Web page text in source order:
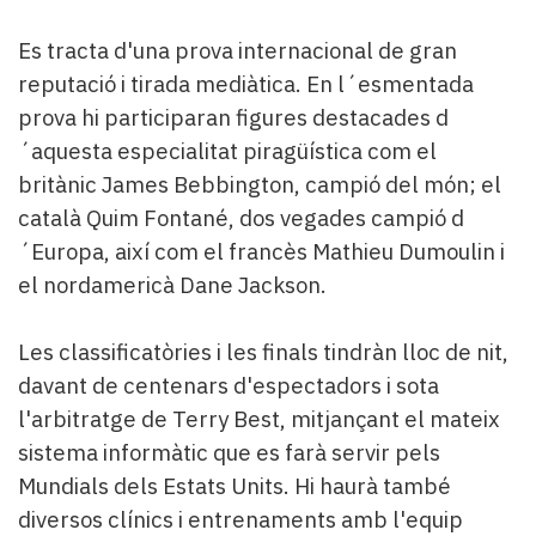
Subscriptors
La
newsletter
Pallars
Contingut
patrocinat
Lo
més
Es tracta d'una prova internacional de gran
reputació i tirada mediàtica. En l´esmentada
prova hi participaran figures destacades d
´aquesta especialitat piragüística com el
britànic James Bebbington, campió del món; el
català Quim Fontané, dos vegades campió d
´Europa, així com el francès Mathieu Dumoulin i
el nordamericà Dane Jackson.
Les classificatòries i les finals tindràn lloc de nit,
davant de centenars d'espectadors i sota
l'arbitratge de Terry Best, mitjançant el mateix
sistema informàtic que es farà servir pels
Mundials dels Estats Units. Hi haurà també
diversos clínics i entrenaments amb l'equip